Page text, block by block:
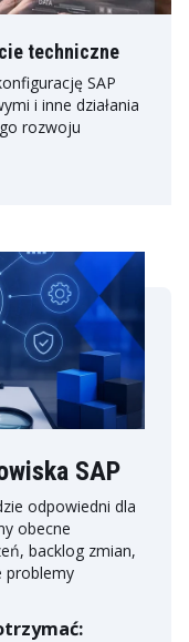
techniczne
SAP
i inne działania
rozwoju
SAP
odpowiedni dla
obecne
backlog zmian,
problemy